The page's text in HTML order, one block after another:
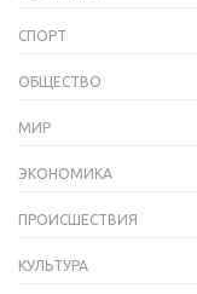
СПОРТ
ОБЩЕСТВО
МИР
ЭКОНОМИКА
ПРОИСШЕСТВИЯ
КУЛЬТУРА